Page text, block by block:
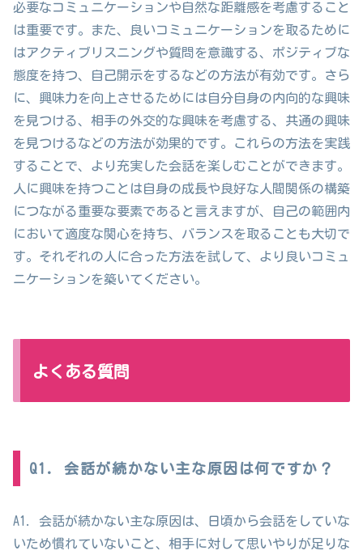
必要なコミュニケーションや自然な距離感を考慮すること
は重要です。また、良いコミュニケーションを取るために
はアクティブリスニングや質問を意識する、ポジティブな
態度を持つ、自己開示をするなどの方法が有効です。さら
に、興味力を向上させるためには自分自身の内向的な興味
を見つける、相手の外交的な興味を考慮する、共通の興味
を見つけるなどの方法が効果的です。これらの方法を実践
することで、より充実した会話を楽しむことができます。
人に興味を持つことは自身の成長や良好な人間関係の構築
につながる重要な要素であると言えますが、自己の範囲内
において適度な関心を持ち、バランスを取ることも大切で
す。それぞれの人に合った方法を試して、より良いコミュ
ニケーションを築いてください。
よくある質問
Q1. 会話が続かない主な原因は何ですか？
A1. 会話が続かない主な原因は、日頃から会話をしていな
いため慣れていないこと、相手に対して思いやりが足りな